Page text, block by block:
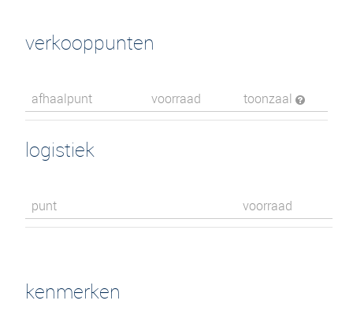
verkooppunten
afhaalpunt voorraad toonzaal
logistiek
punt voorraad
kenmerken